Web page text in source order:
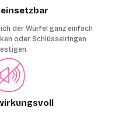
der Würfel ganz einfach
oder Schlüsselringen